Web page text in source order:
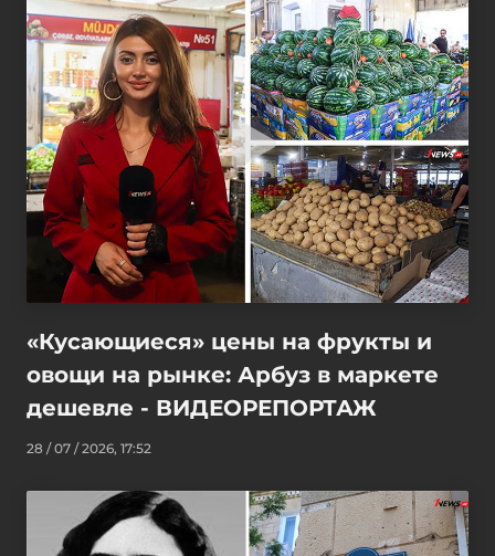
«Кусающиеся» цены на фрукты и
овощи на рынке: Арбуз в маркете
дешевле - ВИДЕОРЕПОРТАЖ
28 / 07 / 2026, 17:52